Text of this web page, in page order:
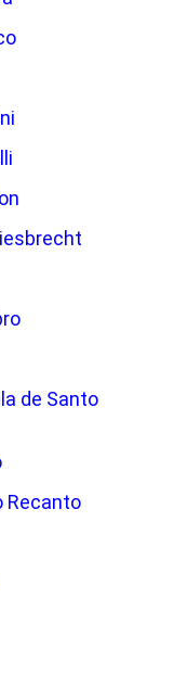
de Santo
Recanto